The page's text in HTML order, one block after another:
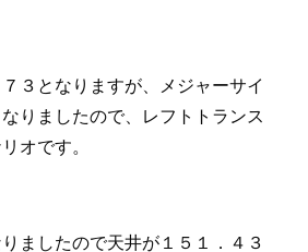
３となりますが、メジャーサイ
りましたので、レフトトランス
オです。
ましたので天井が１５１．４３